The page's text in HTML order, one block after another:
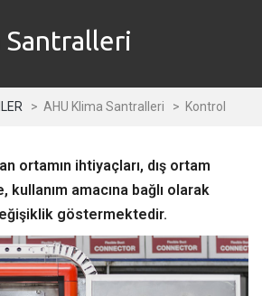
Santralleri
> AHU Klima Santralleri > Kontrol
ortamın ihtiyaçları, dış ortam
kullanım amacına bağlı olarak
göstermektedir.